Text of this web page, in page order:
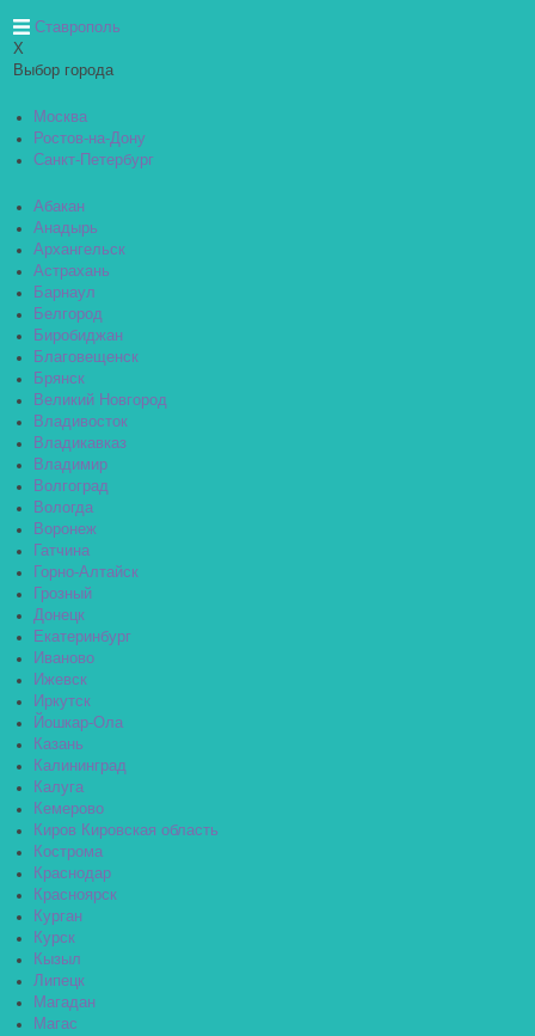
Ставрополь
X
Выбор города
Москва
Ростов-на-Дону
Санкт-Петербург
Абакан
Анадырь
Архангельск
Астрахань
Барнаул
Белгород
Биробиджан
Благовещенск
Брянск
Великий Новгород
Владивосток
Владикавказ
Владимир
Волгоград
Вологда
Воронеж
Гатчина
Горно-Алтайск
Грозный
Донецк
Екатеринбург
Иваново
Ижевск
Иркутск
Йошкар-Ола
Казань
Калининград
Калуга
Кемерово
Киров Кировская область
Кострома
Краснодар
Красноярск
Курган
Курск
Кызыл
Липецк
Магадан
Магас